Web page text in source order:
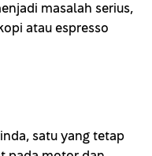
masalah serius,
atau espresso
satu yang tetap